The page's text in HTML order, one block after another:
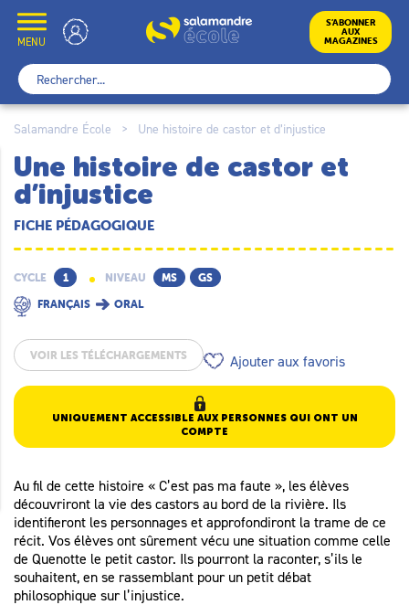
content
MENU
École S’ABONNER
AUX
MAGAZINES
Rechercher :
Salamandre École > Une histoire de castor et d’injustice
Une histoire de castor et
d’injustice
FICHE PÉDAGOGIQUE
CYCLE 1 NIVEAU MS
GS
FRANÇAIS
ORAL
VOIR LES TÉLÉCHARGEMENTS Ajouter aux favoris
UNIQUEMENT ACCESSIBLE AUX PERSONNES QUI ONT UN
COMPTE
Au fil de cette histoire « C’est pas ma faute », les élèves
découvriront la vie des castors au bord de la rivière. Ils
identifieront les personnages et approfondiront la trame de ce
récit. Vos élèves ont sûrement vécu une situation comme celle
de Quenotte le petit castor. Ils pourront la raconter, s’ils le
souhaitent, en se rassemblant pour un petit débat
philosophique sur l’injustice.